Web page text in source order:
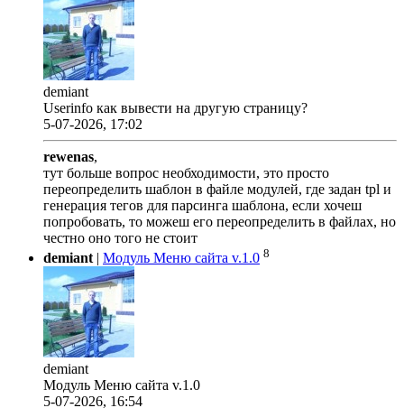
demiant
Userinfo как вывести на другую страницу?
5-07-2026, 17:02
rewenas,
тут больше вопрос необходимости, это просто
переопределить шаблон в файле модулей, где задан tpl и
генерация тегов для парсинга шаблона, если хочеш
попробовать, то можеш его переопределить в файлах, но
честно оно того не стоит
demiant | Модуль Меню сайта v.1.0 8
demiant
Модуль Меню сайта v.1.0
5-07-2026, 16:54